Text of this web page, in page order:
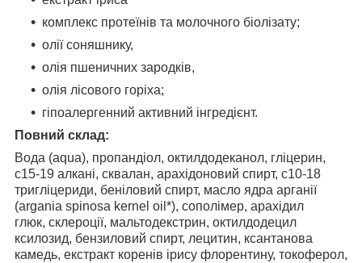
комплекс протеїнів та молочного біолізату;
олії соняшнику,
олія пшеничних зародків,
олія лісового горіха;
гіпоалергенний активний інгредієнт.
Повний склад:
Вода (aqua), пропандіол, октилдодеканол, гліцерин,
с15-19 алкані, сквалан, арахідоновий спирт, с10-18
тригліцериди, беніловий спирт, масло ядра арганії
(argania spinosa kernel oil*), сополімер, арахідил
глюк, склероції, мальтодекстрин, октилдодецил
ксилозид, бензиловий спирт, лецитин, ксантанова
камедь, екстракт коренів ірису флорентину, токоферол,